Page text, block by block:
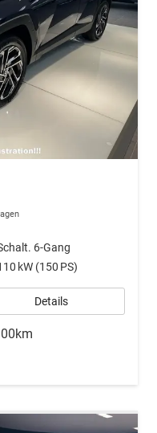
6-Gang
kW (150 PS)
Details